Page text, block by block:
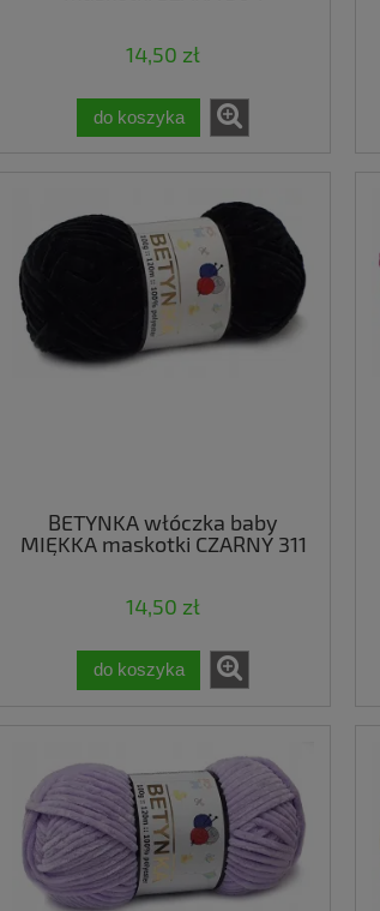
14,50 zł
do koszyka
BETYNKA włóczka baby
MIĘKKA maskotki CZARNY 311
14,50 zł
do koszyka